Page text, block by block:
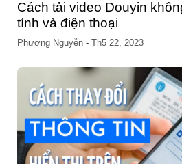
Cách tải video Douyin
tính và điện thoại
Phương Nguyễn - Th5 22, 2023